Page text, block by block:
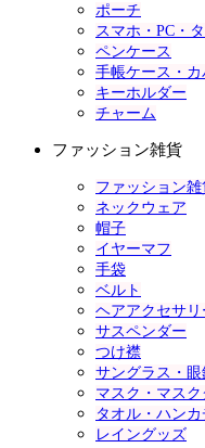
ポーチ
スマホ・PC・
ペンケース
手帳ケース・カ
キーホルダー
チャーム
ファッション雑貨
ファッション
ネックウェア
帽子
イヤーマフ
手袋
ベルト
ヘアアクセサリ
サスペンダー
つけ襟
サングラス・眼
マスク・マス
タオル・ハンカ
レイングッズ